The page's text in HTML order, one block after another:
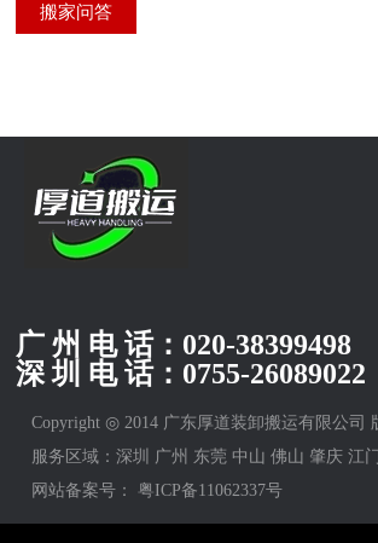
搬家问答
广 州 电 话： 020-38399498
深 圳 电 话： 0755-26089022
Copyright ◎ 2014 广东厚道装卸搬运有限公司
服务区域：深圳 广州 东莞 中山 佛山 肇庆 江
网站备案号：粤ICP备11062337号